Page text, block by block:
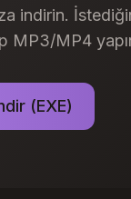
indirin.
MP3/MP4
(EXE)